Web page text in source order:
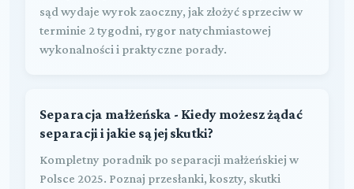
sąd wydaje wyrok zaoczny, jak złożyć sprzeciw w
terminie 2 tygodni, rygor natychmiastowej
wykonalności i praktyczne porady.
Separacja małżeńska - Kiedy możesz żądać
separacji i jakie są jej skutki?
Kompletny poradnik po separacji małżeńskiej w
Polsce 2025. Poznaj przesłanki, koszty, skutki